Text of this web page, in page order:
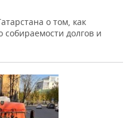
о том, как
долгов и